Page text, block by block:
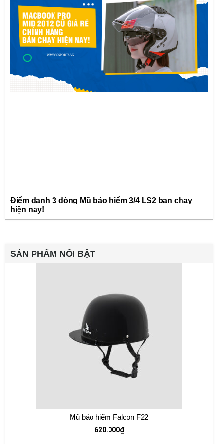
Điểm danh 3 dòng Mũ bảo hiểm 3/4 LS2 bạn chạy
hiện nay!
SẢN PHẨM NỔI BẬT
Mũ bảo hiểm Falcon F22
620.000₫